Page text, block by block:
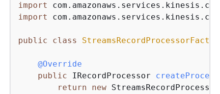
import
import
public class
@Override
public IRecordProcessor
return
new